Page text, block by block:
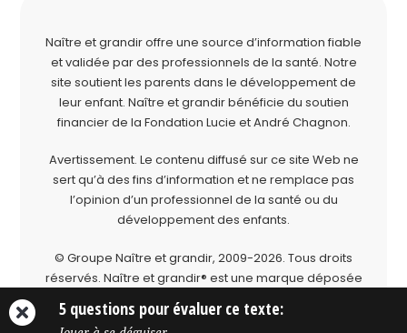
5 questions pour évaluer ce texte:
Naître et grandir offre une source d’information fiable
et validée par des professionnels de la santé. Notre
site soutient les parents dans le développement de
leur enfant. Naître et grandir bénéficie du soutien
financier de la Fondation Lucie et André Chagnon.
Avertissement. Le contenu diffusé sur ce site Web ne
sert qu’à des fins d’information et ne remplace pas
l’opinion d’un professionnel de la santé ou du
développement des enfants.
© Groupe Naître et grandir, 2009-2026. Tous droits
réservés. Naître et grandir® est une marque déposée